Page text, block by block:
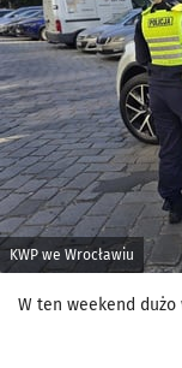
KWP we Wrocławiu
W ten weekend